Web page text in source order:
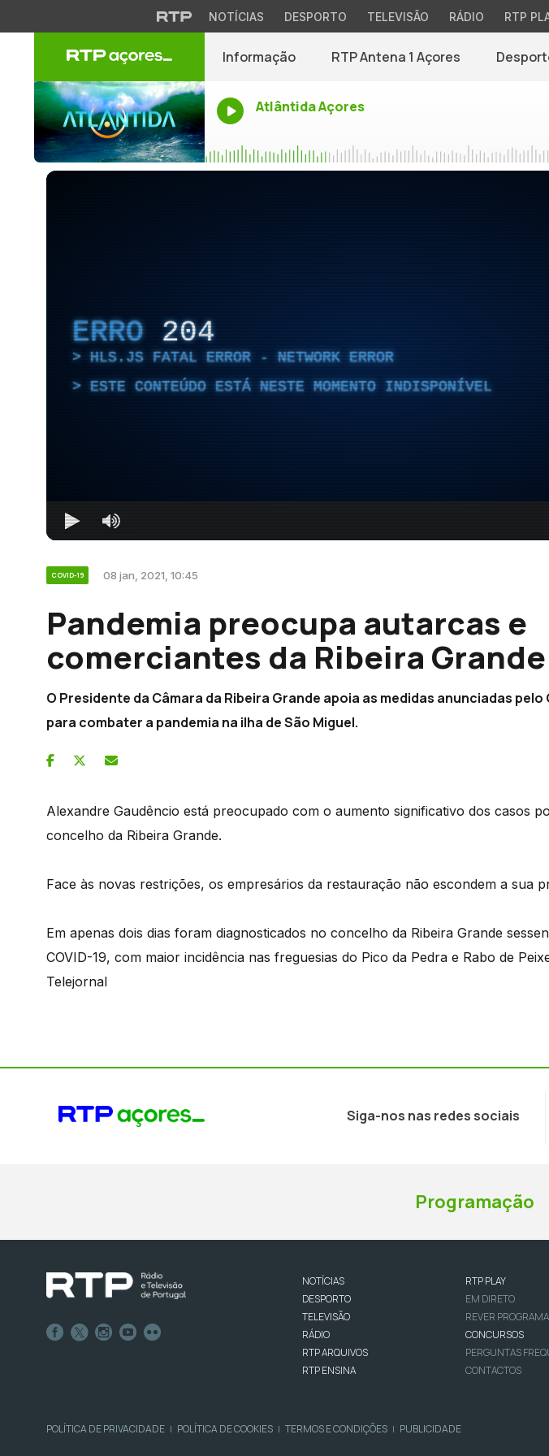
NOTÍCIAS DESPORTO TELEVISÃO RÁDIO RTP
Informação RTP Antena 1 Açores
Atlântida Açores
ERRO 204
HLS.JS FATAL ERROR - NETWORK ERROR
ESTE CONTEÚDO ESTÁ NESTE MOMENTO INDISPONÍVEL
COVID-19 08 jan, 2021, 10:45
Pandemia preocupa autarcas e
comerciantes da Ribeira
O Presidente da Câmara da Ribeira Grande apoia as medidas anunciadas
para combater a pandemia na ilha de São Miguel.
Alexandre Gaudêncio está preocupado com o aumento significativo dos casos
concelho da Ribeira Grande.
Face às novas restrições, os empresários da restauração não escondem a sua
Em apenas dois dias foram diagnosticados no concelho da Ribeira Grande
COVID-19, com maior incidência nas freguesias do Pico da Pedra e Rabo de
Telejornal
Siga-nos nas redes sociais
Programação
NOTÍCIAS
DESPORTO
TELEVISÃO
RÁDIO
RTP ARQUIVOS
RTP ENSINA
RTP PLAY
EM DIRETO
REVER
CONCURSOS
PERGUNTAS
CONTACTOS
POLÍTICA DE PRIVACIDADE | POLÍTICA DE COOKIES | TERMOS E CONDIÇÕES | PUBLICIDADE